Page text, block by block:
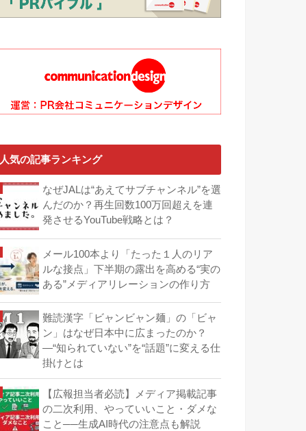
人気の記事ランキング
なぜJALは“あえてサブチャンネル”を選
んだのか？再生回数100万回超えを連
発させるYouTube戦略とは？
メール100本より「たった１人のリア
ルな接点」下半期の露出を高める“実の
ある”メディアリレーションの作り方
難読漢字「ビャンビャン麺」の「ビャ
ン」はなぜ日本中に広まったのか？
―“知られていない”を“話題”に変える仕
掛けとは
【広報担当者必読】メディア掲載記事
の二次利用、やっていいこと・ダメな
こと──生成AI時代の注意点も解説